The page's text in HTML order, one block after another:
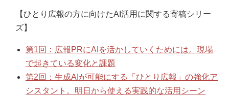
【ひとり広報の方に向けたAI活用に関する寄稿シリー
ズ】
第1回：広報PRにAIを活かしていくためには。現場
で起きている変化と課題
第2回：生成AIが可能にする「ひとり広報」の強化ア
シスタント。明日から使える実践的な活用シーン